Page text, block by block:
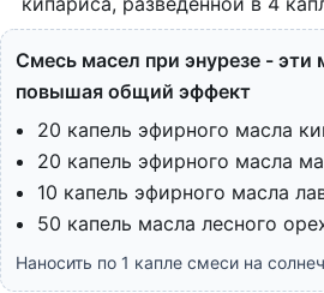
Смесь масел при энурезе - эти
повышая общий эффект
20 капель эфирного масла
20 капель эфирного масла
10 капель эфирного масла
50 капель масла лесного
Наносить по 1 капле смеси на